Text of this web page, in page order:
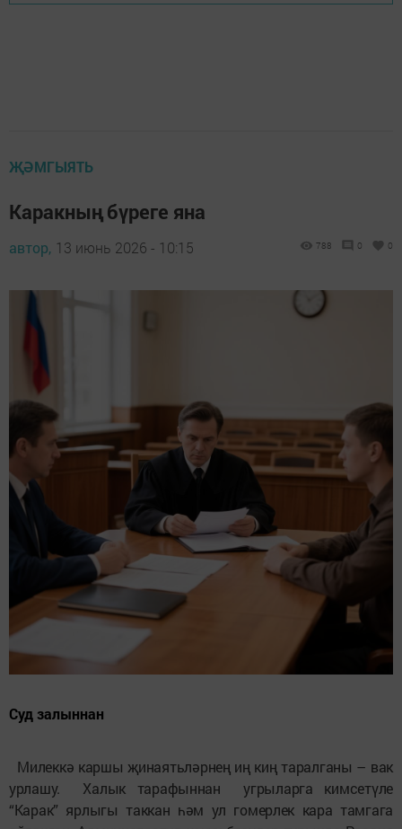
ҖӘМГЫЯТЬ
Каракның бүреге яна
автор, 13 июнь 2026 - 10:15 788 0 0
Суд залыннан
Милеккә каршы җинаятьләрнең иң киң таралганы – вак
урлашу. Халык тарафыннан угрыларга кимсетүле
“Карак” ярлыгы таккан һәм ул гомерлек кара тамгага